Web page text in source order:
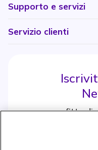
Supporto e servizi
Servizio clienti
e approfitta di